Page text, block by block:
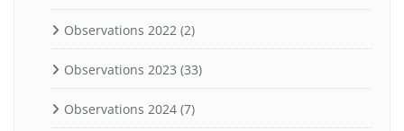
Observations 2022 (2)
Observations 2023 (33)
Observations 2024 (7)